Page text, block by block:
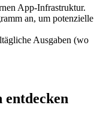
App-Infrastruktur.
an, um potenzielle
Ausgaben (wo